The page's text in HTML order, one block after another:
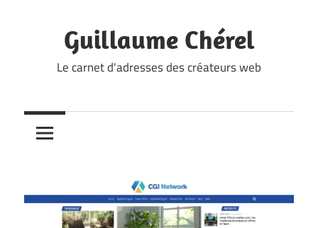
Guillaume Chérel
Le carnet d'adresses des créateurs web